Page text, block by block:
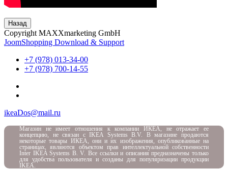
Назад
Copyright MAXXmarketing GmbH
JoomShopping Download & Support
+7 (978) 013-34-00
+7 (978) 700-14-55
ikeaDos@mail.ru
Магазин не имеет отношения к компании ИКЕА, не отражает ее
концепцию, не связан с
IKEA Systems B.V. В магазине продаются
некоторые товары ИКЕА, они и их изображения, опубликованные на
страницах, являются объектом прав интеллектуальной собственности
Inter IKEA Systems B. V. Все ссылки и описания предназначены только
для удобства пользователя и созданы для популяризации продукции
IKEA.